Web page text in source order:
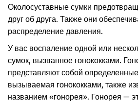
Околосуставные сумки
друг об друга. Также они
распределение давления.
У вас воспаление одной или
сумок, вызванное гонококками.
представляют собой
вызываемая гонококками, также
названием «гонорея». Гонорея —